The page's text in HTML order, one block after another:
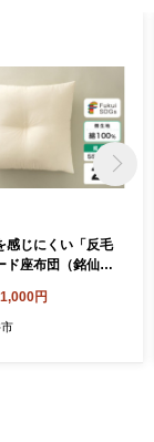
感じにくい「反毛
ド座布団（銘仙判
円